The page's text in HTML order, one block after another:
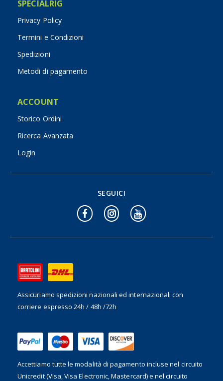
SPECIALRIG
Privacy Policy
Termini e Condizioni
Spedizioni
Metodi di pagamento
ACCOUNT
Storico Ordini
Ricerca Avanzata
Login
Assicuriamo spedizioni nazionali ed internazionalicon
corriere espresso 24h / 48h /72h
Accettiamo tutte le modalità di pagamento incluse nel circuito
Unicredit (Visa, Visa Electronic, Mastercard) e nel circuito
SEGUICI